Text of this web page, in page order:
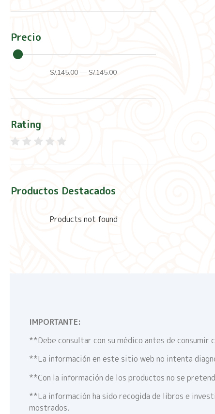
Precio
S/.145.00 —S/.145.00
Rating
Productos Destacados
Products not found
IMPORTANTE:
**Debe consultar con su médico antes de
**La información en este sitio web no intenta
**Con la información de los productos no se
**La información ha sido recogida de libros e
mostrados.